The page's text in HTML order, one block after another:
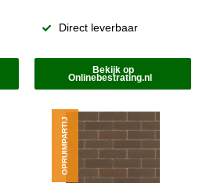
Direct leverbaar
Bekijk op
Onlinebestrating.nl
OPRUIMPARTIJ